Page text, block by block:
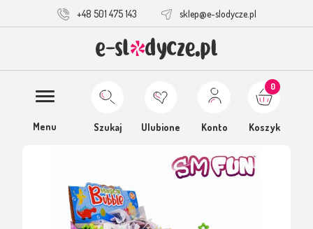
+48 501 475 143 sklep@e-slodycze.pl
Menu Szukaj Ulubione Konto Koszyk
0